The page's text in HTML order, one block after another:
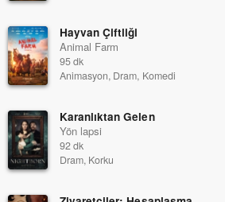
Hayvan Çiftliği
Animal Farm
95 dk
Animasyon, Dram, Komedi
Karanlıktan Gelen
Yön lapsi
92 dk
Dram, Korku